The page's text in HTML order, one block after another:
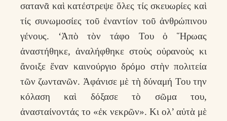
σατανᾶ καὶ κατέστρεψε ὅλες τίς σκευωρίες καὶ
τίς συνωμοσίες τοῦ ἐναντίον τοῦ ἀνθρώπινου
γένους. ‘Ἀπὸ τὸν τάφο Του ὁ Ἥρωας
ἀναστήθηκε, ἀναλήφθηκε στοὺς οὐρανοὺς κι
ἄνοιξε ἕναν καινούργιο δρόμο στὴν πολιτεία
τῶν ζωντανῶν. Ἀφάνισε μὲ τὴ δύναμή Του την
κόλαση καὶ δόξασε τὸ σῶμα του,
ἀνασταίνοντάς το «ἐκ νεκρῶν». Κι ολ’ αὐτὰ μὲ